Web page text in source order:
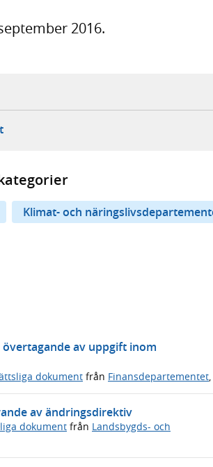
2016.
webbplats,
flik, extern webbplats,
- öppnar din e-postklient,
Klimat- och
av uppgift inom
dokument från Finansdepartementet
av ändringsdirektiv
dokument från Landsbygds- och